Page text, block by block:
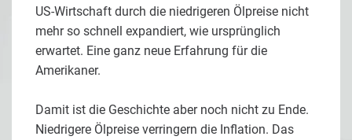
US-Wirtschaft durch die niedrigeren Ölpreise nicht
mehr so schnell expandiert, wie ursprünglich
erwartet. Eine ganz neue Erfahrung für die
Amerikaner.
Damit ist die Geschichte aber noch nicht zu Ende.
Niedrigere Ölpreise verringern die Inflation. Das